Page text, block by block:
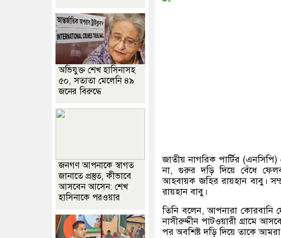
জাতীয় নাগরিক পার্টির (এনসিপি)
না, গুরুর দড়ি দিয়ে বেঁধে
আহবায়ক জহির রায়হান বাবু।
রায়হান বাবু।
তিনি বলেন,আপনারা কোরবানি
নাসীরুদ্দীন পাটওয়ারী গ্রামে
পর অবশিষ্ট দড়ি দিয়ে তাকে
অভিযুক্ত শেখ হাসিনাসহ
৫০, সত্যতা মেলেনি ৪৯
জনের বিরুদ্ধে
জনগণ আপনাকে স্বাগত
জানাতে প্রস্তুত, কীভাবে
আসবেন আসেন: শেখ
হাসিনাকে পরওয়ার